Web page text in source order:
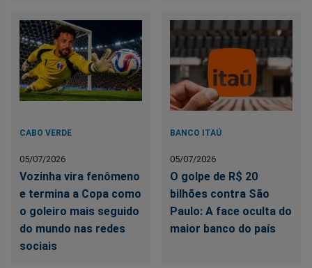
CABO VERDE
05/07/2026
Vozinha vira fenômeno
e termina a Copa como
o goleiro mais seguido
do mundo nas redes
sociais
BANCO ITAÚ
05/07/2026
O golpe de R$ 20
bilhões contra São
Paulo: A face oculta do
maior banco do país